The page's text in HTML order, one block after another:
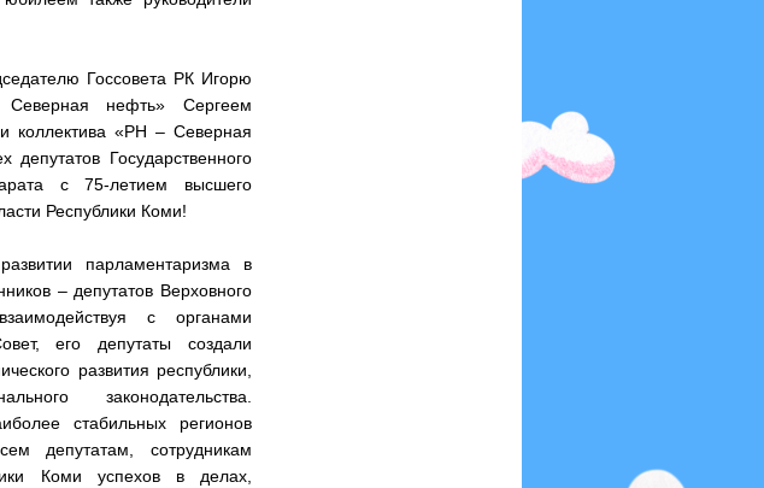
Госсовета РК Игорю
нефть» Сергеем
коллектива «РН – Северная
Государственного
с 75-летием высшего
Республики Коми!
парламентаризма в
– депутатов Верховного
с органами
его депутаты создали
развития республики,
законодательства.
стабильных регионов
депутатам, сотрудникам
Коми успехов в делах,